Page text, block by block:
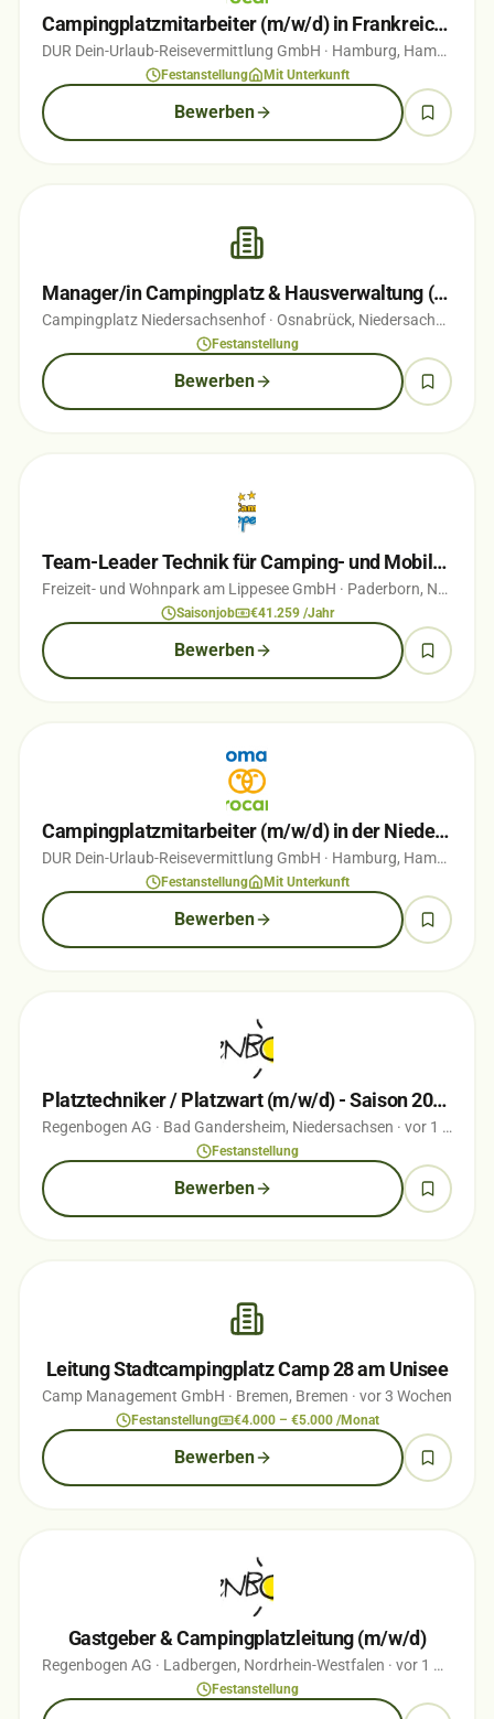
Campingplatzmitarbeiter (m/w/d) in Frankreich, Italien, oder der Niederlande
DUR Dein-Urlaub-Reisevermittlung GmbH · Hamburg, Hamburg
Festanstellung Mit Unterkunft
Bewerben
Manager/in Campingplatz & Hausverwaltung (w/m/d) Teil-/Vollzeit
Campingplatz Niedersachsenhof · Osnabrück, Niedersachsen
Festanstellung
Bewerben
Team-Leader Technik für Camping- und Mobilheimplatz (m/w/d)
Freizeit- und Wohnpark am Lippesee GmbH · Paderborn, Nordrhein-Westfalen
Saisonjob €41.259 /Jahr
Bewerben
Campingplatzmitarbeiter (m/w/d) in der Niederlande
DUR Dein-Urlaub-Reisevermittlung GmbH · Hamburg, Hamburg
Festanstellung Mit Unterkunft
Bewerben
Platztechniker / Platzwart (m/w/d) - Saison 2026
Regenbogen AG · Bad Gandersheim, Niedersachsen · vor 1 Monaten
Festanstellung
Bewerben
Leitung Stadtcampingplatz Camp 28 am Unisee
Camp Management GmbH · Bremen, Bremen · vor 3 Wochen
Festanstellung €4.000 – €5.000 /Monat
Bewerben
Gastgeber & Campingplatzleitung (m/w/d)
Regenbogen AG · Ladbergen, Nordrhein-Westfalen · vor 1 Monaten
Festanstellung